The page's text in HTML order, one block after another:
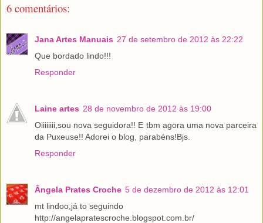
6 comentários:
Jana Artes Manuais 27 de setembro de 2012 às 22:22
Que bordado lindo!!!
Responder
Laine artes 28 de novembro de 2012 às 19:00
Oiiiiiiii,sou nova seguidora!! E tbm agora uma nova parceira
da Puxeuse!! Adorei o blog, parabéns!Bjs.
Responder
Ângela Prates Croche 5 de dezembro de 2012 às 12:01
mt lindoo,já to seguindo
http://angelapratescroche.blogspot.com.br/